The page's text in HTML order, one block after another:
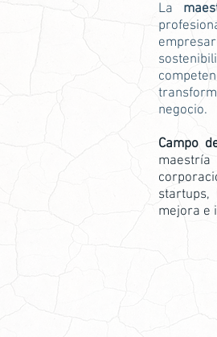
La
negocio.
Campo
startups,
mejora e